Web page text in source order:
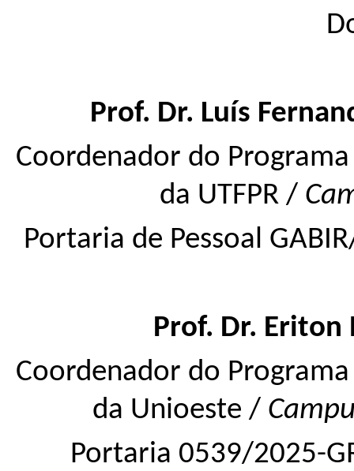
Prof. Dr. Luís
Coordenador do
da UTFPR /
Portaria de Pessoal
Prof. Dr. Eriton
Coordenador do
da Unioeste /
Portaria 0539/2025-